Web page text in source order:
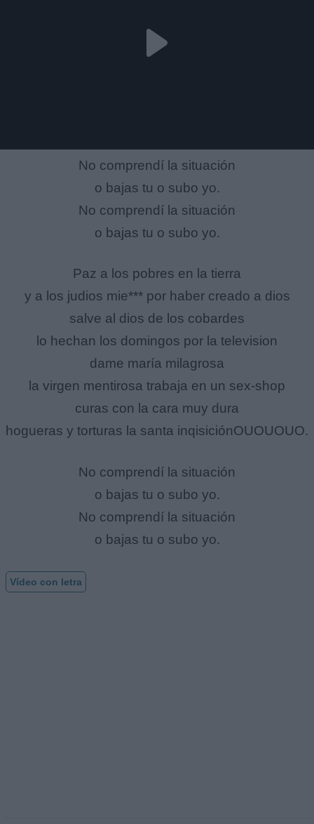
No comprendí la situación
o bajas tu o subo yo.
No comprendí la situación
o bajas tu o subo yo.
Paz a los pobres en la tierra
y a los judios mie*** por haber creado a dios
salve al dios de los cobardes
lo hechan los domingos por la television
dame maría milagrosa
la virgen mentirosa trabaja en un sex-shop
curas con la cara muy dura
hogueras y torturas la santa inqisiciónOUOUOUO.
No comprendí la situación
o bajas tu o subo yo.
No comprendí la situación
o bajas tu o subo yo.
Vídeo con letra